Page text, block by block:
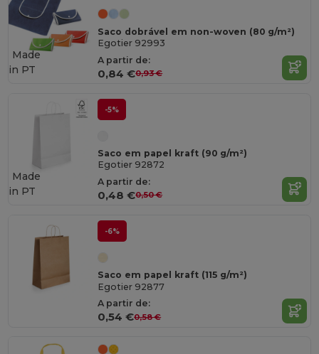
Saco dobrável em non-woven (80 g/m²)
Egotier 92993
A partir de:
0,84 €0,93 €
Made
in PT
-5%
Saco em papel kraft (90 g/m²)
Egotier 92872
A partir de:
0,48 €0,50 €
Made
in PT
-6%
Saco em papel kraft (115 g/m²)
Egotier 92877
A partir de:
0,54 €0,58 €